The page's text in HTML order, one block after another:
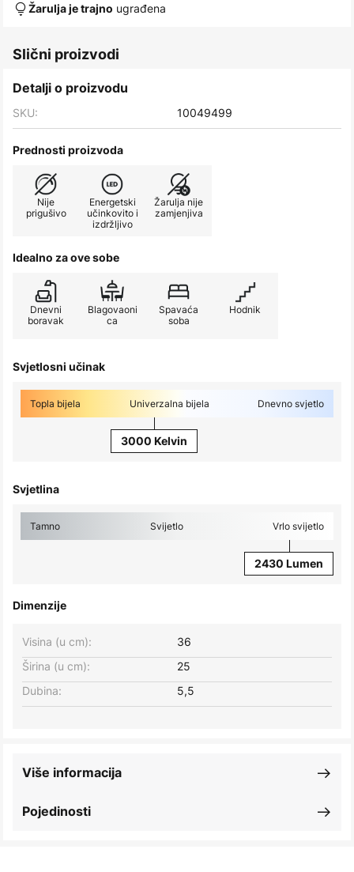
Žarulja je trajno ugrađena
Slični proizvodi
Detalji o proizvodu
SKU: 10049499
Prednosti proizvoda
Nije
prigušivo
Energetski
učinkovito i
izdržljivo
Žarulja nije
zamjenjiva
Idealno za ove sobe
Dnevni
boravak
Blagovaoni
ca
Spavaća
soba
Hodnik
Svjetlosni učinak
Topla bijela Univerzalna bijela Dnevno svjetlo
3000 Kelvin
Svjetlina
Tamno Svijetlo Vrlo svijetlo
2430 Lumen
Dimenzije
Širina (u cm): 25
Visina (u cm): 36
Dubina: 5,5
Pojedinosti
Više informacija